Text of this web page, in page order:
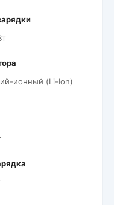
ионный (Li-Ion)